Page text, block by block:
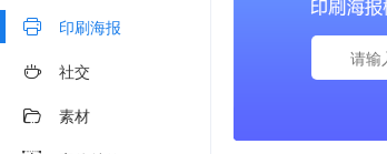
印刷海报
社交
素材